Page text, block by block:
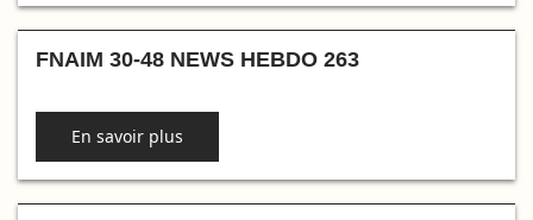
FNAIM 30-48 NEWS HEBDO 263
En savoir plus